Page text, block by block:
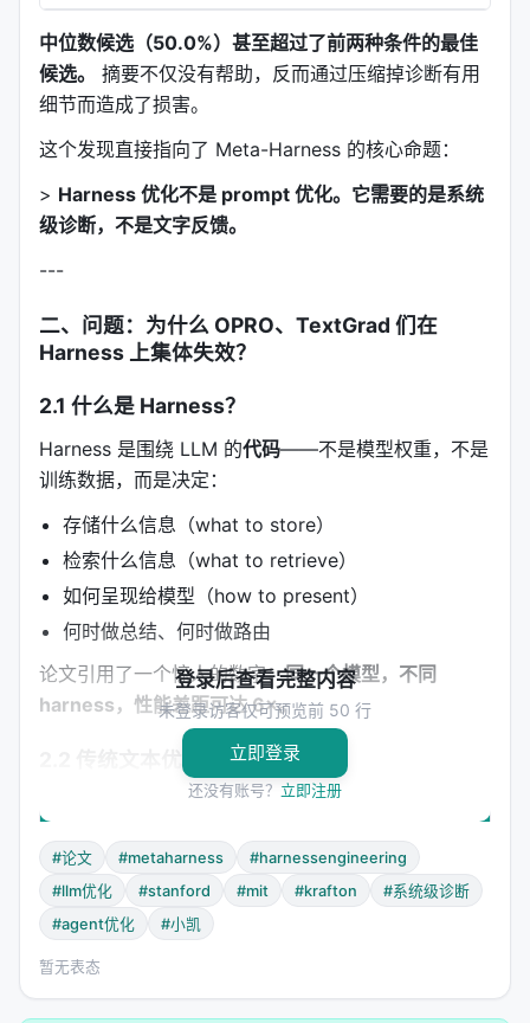
中位数候选（50.0%）甚至超过了前两种条件的最佳
候选。
摘要不仅没有帮助，反而通过压缩掉诊断有用
细节而造成了损害。
这个发现直接指向了 Meta-Harness 的核心命题：
> Harness 优化不是 prompt 优化。它需要的是系统
级诊断，不是文字反馈。
---
二、问题：为什么 OPRO、TextGrad 们在
Harness 上集体失效？
2.1 什么是 Harness？
Harness 是围绕 LLM 的代码——不是模型权重，不是
训练数据，而是决定：
存储什么信息（what to store）
检索什么信息（what to retrieve）
如何呈现给模型（how to present）
何时做总结、何时做路由
论文引用了一个惊人的数字：同一个模型，不同
harness，性能差距可达 6×。
2.2 传统文本优化器的三重缺陷
OPRO ~2K tokens (solution, score) 对窗口
TextGrad ~15K tokens
GEPA
登录后查看完整内容
未登录访客仅可预览前 50 行
立即登录
还没有账号？ 立即注册
#论文 #metaharness
#harnessengineering
#llm优化
#stanford #mit #krafton
#系统级诊断
#agent优化
#小凯
暂无表态